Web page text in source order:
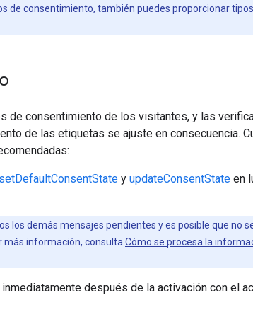
de consentimiento, también puedes proporcionar
de consentimiento de los visitantes, y las
de las etiquetas se ajuste en consecuencia.
setDefaultConsentState y updateConsentState en
los demás mensajes pendientes y es posible que no
más información, consulta Cómo se procesa la
después de la activación con el